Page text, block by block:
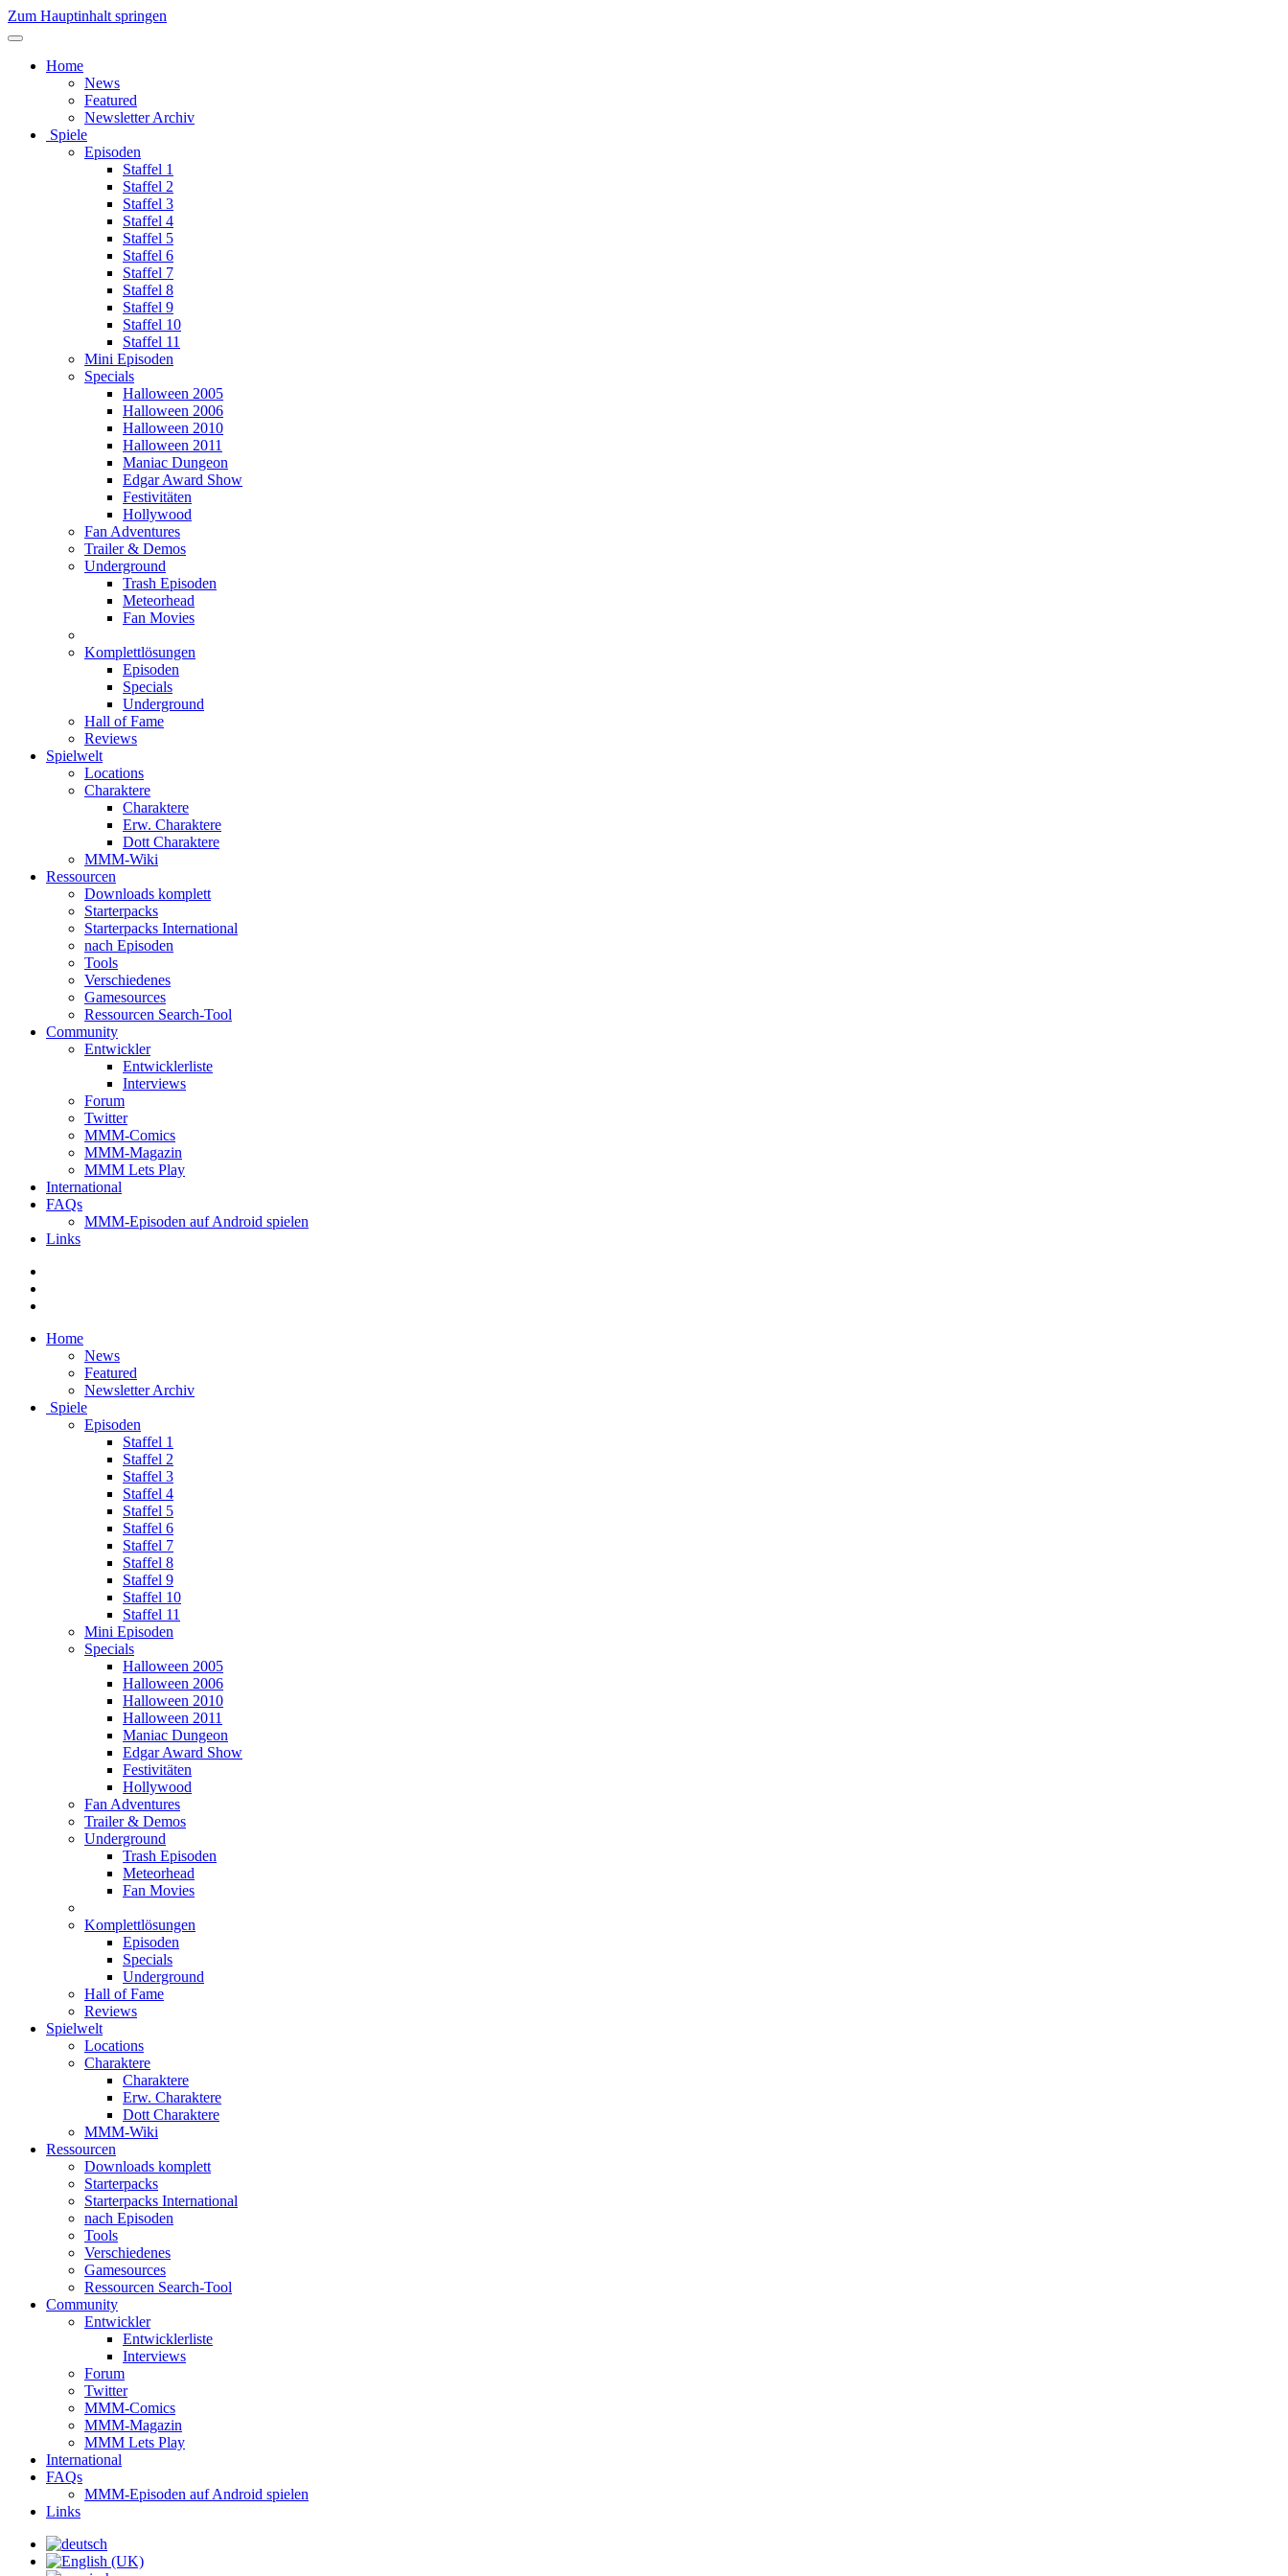
Zum Hauptinhalt springen
Home
News
Featured
Newsletter Archiv
Spiele
Episoden
Staffel 1
Staffel 2
Staffel 3
Staffel 4
Staffel 5
Staffel 6
Staffel 7
Staffel 8
Staffel 9
Staffel 10
Staffel 11
Mini Episoden
Specials
Halloween 2005
Halloween 2006
Halloween 2010
Halloween 2011
Maniac Dungeon
Edgar Award Show
Festivitäten
Hollywood
Fan Adventures
Trailer & Demos
Underground
Trash Episoden
Meteorhead
Fan Movies
Komplettlösungen
Episoden
Specials
Underground
Hall of Fame
Reviews
Spielwelt
Locations
Charaktere
Charaktere
Erw. Charaktere
Dott Charaktere
MMM-Wiki
Ressourcen
Downloads komplett
Starterpacks
Starterpacks International
nach Episoden
Tools
Verschiedenes
Gamesources
Ressourcen Search-Tool
Community
Entwickler
Entwicklerliste
Interviews
Forum
Twitter
MMM-Comics
MMM-Magazin
MMM Lets Play
International
FAQs
MMM-Episoden auf Android spielen
Links
Home
News
Featured
Newsletter Archiv
Spiele
Episoden
Staffel 1
Staffel 2
Staffel 3
Staffel 4
Staffel 5
Staffel 6
Staffel 7
Staffel 8
Staffel 9
Staffel 10
Staffel 11
Mini Episoden
Specials
Halloween 2005
Halloween 2006
Halloween 2010
Halloween 2011
Maniac Dungeon
Edgar Award Show
Festivitäten
Hollywood
Fan Adventures
Trailer & Demos
Underground
Trash Episoden
Meteorhead
Fan Movies
Komplettlösungen
Episoden
Specials
Underground
Hall of Fame
Reviews
Spielwelt
Locations
Charaktere
Charaktere
Erw. Charaktere
Dott Charaktere
MMM-Wiki
Ressourcen
Downloads komplett
Starterpacks
Starterpacks International
nach Episoden
Tools
Verschiedenes
Gamesources
Ressourcen Search-Tool
Community
Entwickler
Entwicklerliste
Interviews
Forum
Twitter
MMM-Comics
MMM-Magazin
MMM Lets Play
International
FAQs
MMM-Episoden auf Android spielen
Links